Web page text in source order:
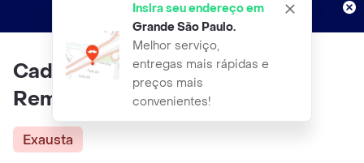
Insira seu endereço em
Grande São Paulo.
Melhor serviço,
entregas mais rápidas e
preços mais
convenientes!
Entregas grátis por 15 dias!
Aplicam T&C
Cadiveu Serum Essentials Hair
Remedy Sos
Exausta